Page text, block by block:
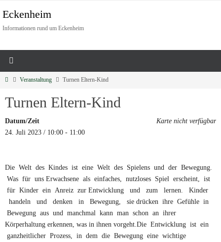
Eckenheim
Informationen rund um Eckenheim
Veranstaltung Turnen Eltern-Kind
Turnen Eltern-Kind
Karte nicht verfügbar
Datum/Zeit
24. Juli 2023 / 10:00 - 11:00
Die Welt des Kindes ist eine Welt des Spielens und der Bewegung.
Was für uns Erwachsene als einfaches, nutzloses Spiel erscheint, ist
für Kinder ein Anreiz zur Entwicklung und zum lernen. Kinder
handeln und denken in Bewegung, sie drücken ihre Gefühle in
Bewegung aus und manchmal kann man schon an ihrer
Körperhaltung erkennen, was in ihnen vorgeht.Die Entwicklung ist ein
ganzheitlicher Prozess, in dem die Bewegung eine wichtige